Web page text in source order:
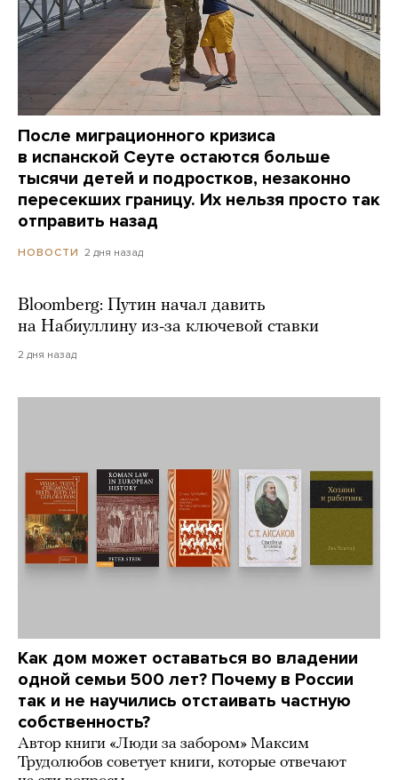
После миграционного кризиса
в испанской Сеуте остаются больше
тысячи детей и подростков, незаконно
пересекших границу. Их нельзя просто так
отправить назад
НОВОСТИ 2 дня назад
Bloomberg: Путин начал давить
на Набиуллину из-за ключевой ставки
2 дня назад
Как дом может оставаться во владении
одной семьи 500 лет? Почему в России
так и не научились отстаивать частную
собственность?
Автор книги «Люди за забором» Максим
Трудолюбов советует книги, которые отвечают